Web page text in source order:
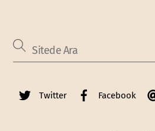
Twitter Facebook